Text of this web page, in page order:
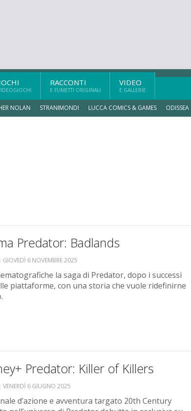
RACCONTI
E FUMETTI ORIGINALI
VIDEO
E GALLERIE
NOLAN STRANIMONDI LUCCA COMICS & GAMES ODISSEA
Predator: Badlands
GIOVEDÌ 6 NOVEMBRE 2025
la saga di Predator, dopo i successi
piattaforme, con una storia che vuole ridefinirne
Predator: Killer of Killers
VENERDÌ 6 GIUGNO 2025
d’azione e avventura targato 20th Century